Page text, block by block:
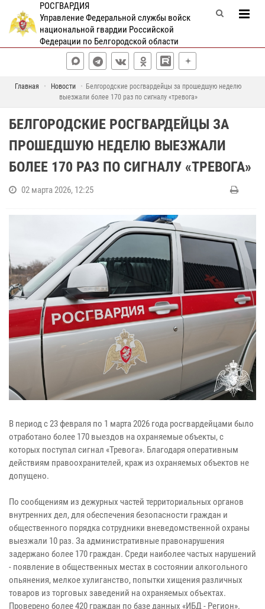
РОСГВАРДИЯ
Управление Федеральной службы войск
национальной гвардии Российской
Федерации по Белгородской области
Главная Новости
Белгородские росгвардейцы за прошедшую неделю
выезжали более 170 раз по сигналу «тревога»
БЕЛГОРОДСКИЕ РОСГВАРДЕЙЦЫ ЗА
ПРОШЕДШУЮ НЕДЕЛЮ ВЫЕЗЖАЛИ
БОЛЕЕ 170 РАЗ ПО СИГНАЛУ «ТРЕВОГА»
02 марта 2026, 12:25
В период с 23 февраля по 1 марта 2026 года росгвардейцами было
отработано более 170 выездов на охраняемые объекты, с
которых поступал сигнал «Тревога». Благодаря оперативным
действиям правоохранителей, краж из охраняемых объектов не
допущено.
По сообщениям из дежурных частей территориальных органов
внутренних дел, для обеспечения безопасности граждан и
общественного порядка сотрудники вневедомственной охраны
выезжали 10 раз. За административные правонарушения
задержано более 170 граждан. Среди наиболее частых нарушений
- появление в общественных местах в состоянии алкогольного
опьянения, мелкое хулиганство, попытки хищения различных
товаров из торговых заведений на охраняемых объектах.
Проверено более 420 граждан по базе данных «ИБД - Регион».